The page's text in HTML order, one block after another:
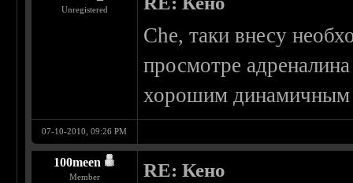
Unregistered
Che, таки внесу
просмотре
хорошим динамичным
07-10-2010, 09:26 PM
100meen
Member RE: Кено